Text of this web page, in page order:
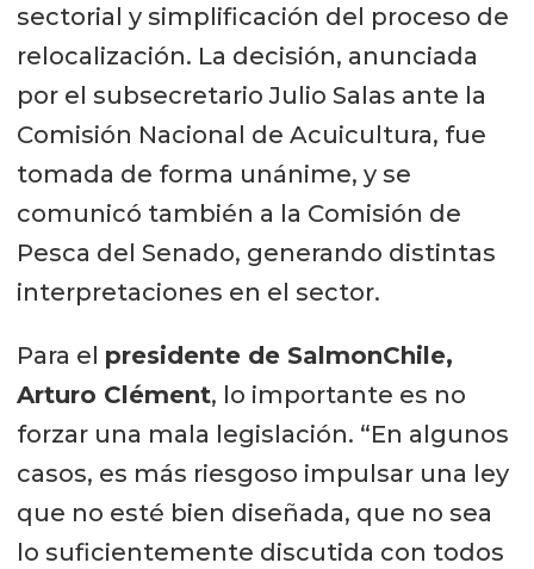
sectorial y simplificación del proceso de
relocalización. La decisión, anunciada
por el subsecretario Julio Salas ante la
Comisión Nacional de Acuicultura, fue
tomada de forma unánime, y se
comunicó también a la Comisión de
Pesca del Senado, generando distintas
interpretaciones en el sector.
Para el presidente de SalmonChile,
Arturo Clément, lo importante es no
forzar una mala legislación. “En algunos
casos, es más riesgoso impulsar una ley
que no esté bien diseñada, que no sea
lo suficientemente discutida con todos